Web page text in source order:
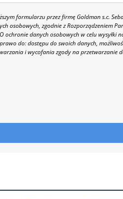
formularzu przez firmę Goldman s.c.
osobowych, zgodnie z Rozporządzeniem
ochronie danych osobowych w celu wysyłki
do: dostępu do swoich danych,
i wycofania zgody na przetwarzanie